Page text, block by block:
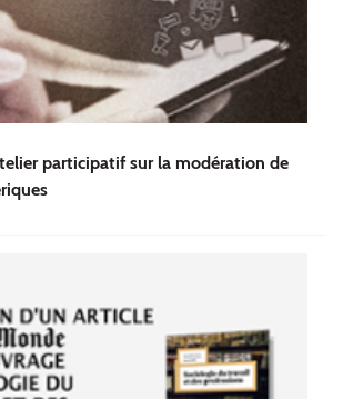
participatif sur la modération de